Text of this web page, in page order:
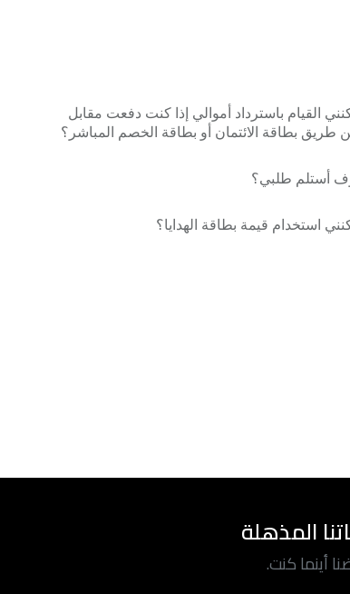
القيام باسترداد أموالي إذا كنت دفعت مقابل
طريق بطاقة الائتمان أو بطاقة الخصم المباشر؟
أستلم طلبي؟
استخدام قيمة بطاقة الهدايا؟
المذهلة
أينما كنت.